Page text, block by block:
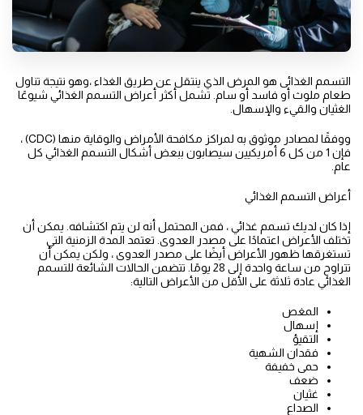
التسمم الغذائى هو المرض الذي ينتقل عن طريق الغذاء ،وهو نتيجة تناول
طعام ملوث أو فاسد أو سام. تشمل أكثر أعراض التسمم الغذائي شيوعًا
الغثيان والقيء والإسهال.
ووفقًا لمصادر موثوق به لمراكز مكافحة الأمراض والوقاية منها (CDC) ،
فإن 1 من كل 6 أمريكيين سيصابون ببعض أشكال التسمم الغذائي كل
عام.
أعراض التسمم الغذائي
إذا كان لديك تسمم غذائي ، فمن المحتمل أنه لن يتم اكتشافه. يمكن أن
تختلف الأعراض اعتمادًا على مصدر العدوى. تعتمد المدة الزمنية التي
تستغرقها ظهور الأعراض أيضًا على مصدر العدوى ، ولكن يمكن أن
تتراوح من ساعة واحدة إلى 28 يومًا. تتضمن الحالات الشائعة للتسمم
الغذائي عادة ثلاثة على الأقل من الأعراض التالية:
المغص
إسهال
التقيؤ
فقدان الشهية
حمى خفيفة
ضعف
غثيان
الصداع